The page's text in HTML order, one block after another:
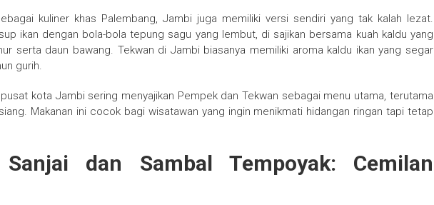
kuliner khas Palembang, Jambi juga memiliki versi sendiri yang tak kalah lezat.
ikan dengan bola-bola tepung sagu yang lembut, di sajikan bersama kuah kaldu yang
serta daun bawang. Tekwan di Jambi biasanya memiliki aroma kaldu ikan yang segar
gurih.
kota Jambi sering menyajikan Pempek dan Tekwan sebagai menu utama, terutama
Makanan ini cocok bagi wisatawan yang ingin menikmati hidangan ringan tapi tetap
dan Sambal Tempoyak: Cemilan